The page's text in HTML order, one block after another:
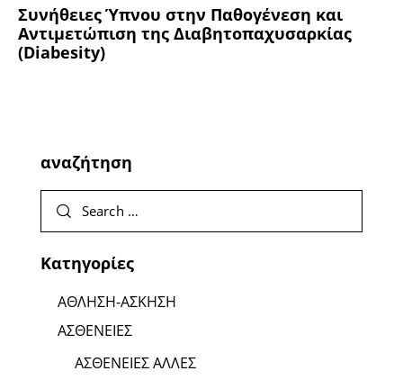
Συνήθειες Ύπνου στην Παθογένεση και
Αντιμετώπιση της Διαβητοπαχυσαρκίας
(Diabesity)
αναζήτηση
Κατηγορίες
ΑΘΛΗΣΗ-ΑΣΚΗΣΗ
ΑΣΘΕΝΕΙΕΣ
ΑΣΘΕΝΕΙΕΣ ΑΛΛΕΣ